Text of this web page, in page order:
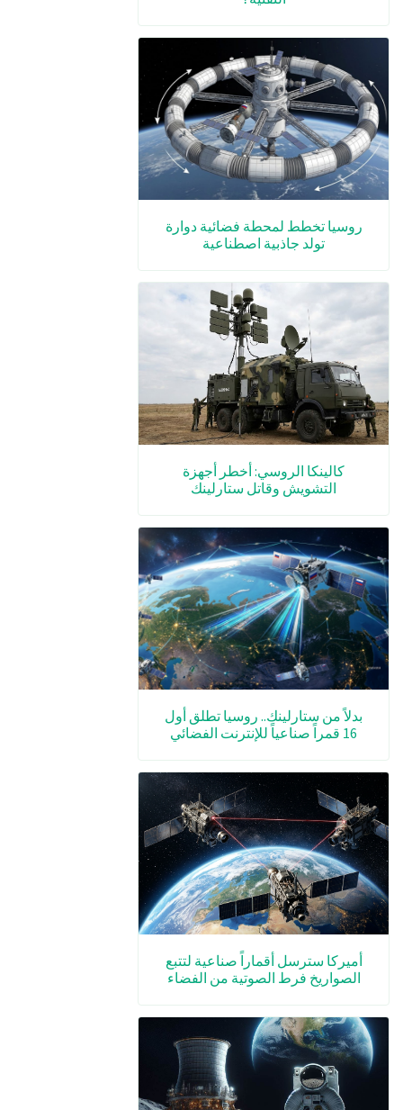
روسيا تخطط لمحطة فضائية دوارة
تولد جاذبية اصطناعية
كالينكا الروسي: أخطر أجهزة
التشويش وقاتل ستارلينك
بدلاً من ستارلينك.. روسيا تطلق أول
16 قمراً صناعياً للإنترنت الفضائي
أميركا سترسل أقماراً صناعية لتتبع
الصواريخ فرط الصوتية من الفضاء